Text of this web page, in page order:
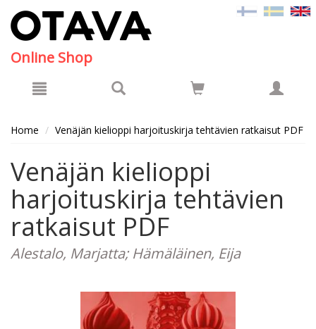
Online Shop
Home Venäjän kielioppi harjoituskirja tehtävien ratkaisut PDF
Venäjän kielioppi
harjoituskirja tehtävien
ratkaisut PDF
Alestalo, Marjatta; Hämäläinen, Eija